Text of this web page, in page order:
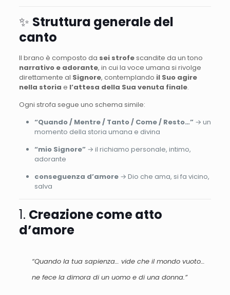
✨ Struttura generale del
canto
Il brano è composto da sei strofescandite da un tono
narrativo e adorante, in cui la voce umana si rivolge
direttamente al Signore, contemplando il Suo agire
nella storia e l’attesa della Sua venuta finale.
Ogni strofa segue uno schema simile:
“Quando / Mentre / Tanto / Come / Resto…”→ un
momento della storia umana e divina
“mio Signore”→ il richiamo personale, intimo,
adorante
conseguenza d’amore→ Dio che ama, si fa vicino,
salva
1. Creazione come atto
d’amore
“Quando la tua sapienza… vide che il mondo vuoto…
ne fece la dimora di un uomo e di una donna.”